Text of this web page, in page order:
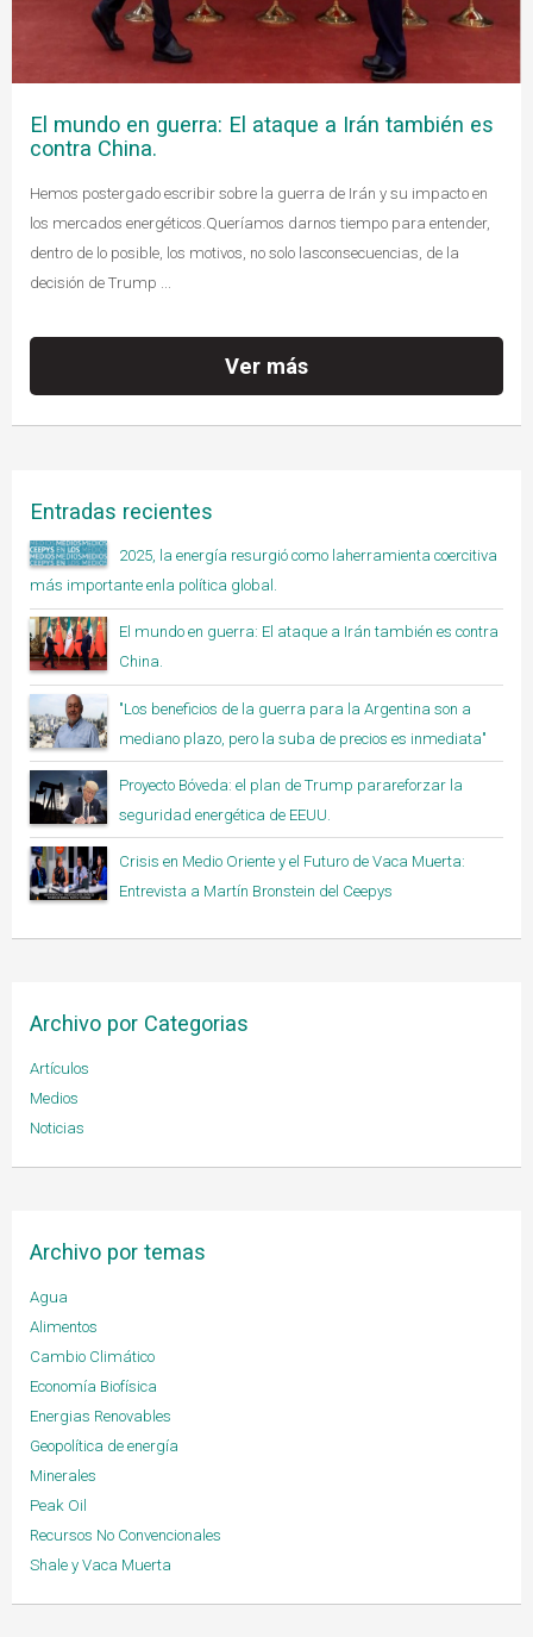
El mundo en guerra: El ataque a Irán también es
contra China.
Hemos postergado escribir sobre la guerra de Irán y su impacto en
los mercados energéticos.Queríamos darnos tiempo para entender,
dentro de lo posible, los motivos, no solo lasconsecuencias, de la
decisión de Trump ...
Ver más
Entradas recientes
2025, la energía resurgió como laherramienta coercitiva
más importante enla política global.
El mundo en guerra: El ataque a Irán también es contra
China.
"Los beneficios de la guerra para la Argentina son a
mediano plazo, pero la suba de precios es inmediata"
Proyecto Bóveda: el plan de Trump parareforzar la
seguridad energética de EEUU.
Crisis en Medio Oriente y el Futuro de Vaca Muerta:
Entrevista a Martín Bronstein del Ceepys
Archivo por Categorias
Artículos
Medios
Noticias
Archivo por temas
Agua
Alimentos
Cambio Climático
Economía Biofísica
Energias Renovables
Geopolítica de energía
Minerales
Peak Oil
Recursos No Convencionales
Shale y Vaca Muerta